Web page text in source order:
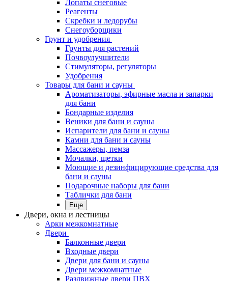
Лопаты снеговые
Реагенты
Скребки и ледорубы
Снегоуборщики
Грунт и удобрения
Грунты для растений
Почвоулучшители
Стимуляторы, регуляторы
Удобрения
Товары для бани и сауны
Ароматизаторы, эфирные масла и запарки
для бани
Бондарные изделия
Веники для бани и сауны
Испарители для бани и сауны
Камни для бани и сауны
Массажеры, пемза
Мочалки, щетки
Моющие и дезинфицирующие средства для
бани и сауны
Подарочные наборы для бани
Таблички для бани
Еще
Двери, окна и лестницы
Арки межкомнатные
Двери
Балконные двери
Входные двери
Двери для бани и сауны
Двери межкомнатные
Раздвижные двери ПВХ